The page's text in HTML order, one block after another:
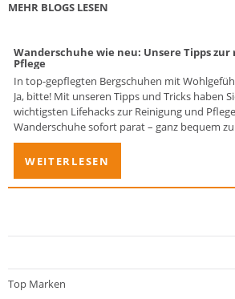
MEHR BLOGS LESEN
Wanderschuhe wie neu: Unsere Tipps
Pflege
In top-gepflegten Bergschuhen mit
Ja, bitte! Mit unseren Tipps und Tricks haben Sie die
wichtigsten Lifehacks zur Reinigung und
Wanderschuhe sofort parat – ganz bequem zum
Nachmachen.
WEITERLESEN
Top Marken